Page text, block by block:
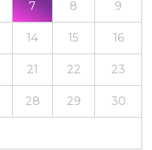
7 8 9
14 15 16
21 22 23
28 29 30